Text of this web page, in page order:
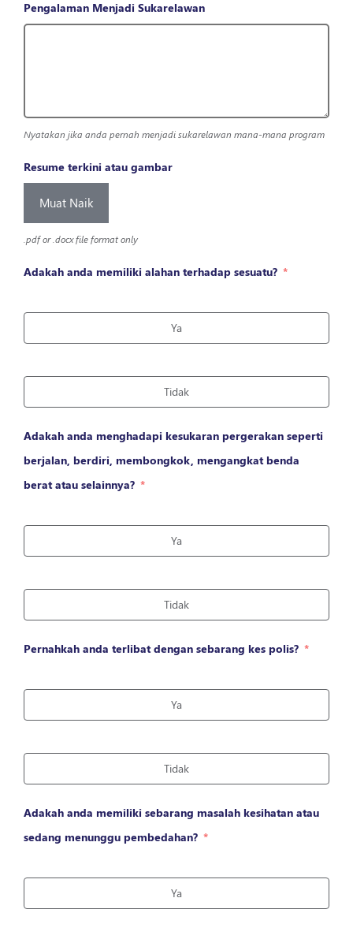
Pengalaman Menjadi Sukarelawan
Nyatakan jika anda pernah menjadi sukarelawan mana-mana program
Resume terkini atau gambar
Muat Naik
.pdf or .docx file format only
Adakah anda memiliki alahan terhadap sesuatu?
Ya
Tidak
Adakah anda menghadapi kesukaran pergerakan seperti
berjalan, berdiri, membongkok, mengangkat benda
berat atau selainnya?
Ya
Tidak
Pernahkah anda terlibat dengan sebarang kes polis?
Ya
Tidak
Adakah anda memiliki sebarang masalah kesihatan atau
sedang menunggu pembedahan?
Ya